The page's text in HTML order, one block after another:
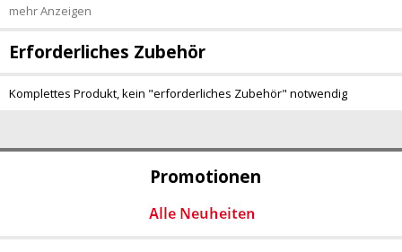
Promotionen
mehr Anzeigen
Erforderliches Zubehör
Komplettes Produkt, kein "erforderliches Zubehör" notwendig